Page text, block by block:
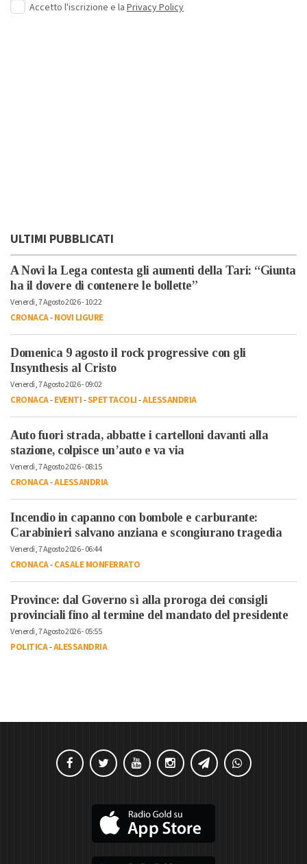
Accetto l'iscrizione e la Privacy Policy
ULTIMI PUBBLICATI
A Novi la Lega contesta gli aumenti della Tari: “Giunta
ha il dovere di contenere le bollette”
Venerdì, 7 Agosto 2026 - 10:22
CRONACA-NOVI LIGURE
Domenica 9 agosto il rock progressive con gli
Insynthesis al Cristo
Venerdì, 7 Agosto 2026 - 09:02
CRONACA-EVENTI-SPETTACOLI-ALESSANDRIA
Auto fuori strada, abbatte i cartelloni davanti alla
stazione, colpisce un’auto e va via
Venerdì, 7 Agosto 2026 - 08:15
CRONACA-ALESSANDRIA
Incendio in capanno con bombole e carburante:
Carabinieri salvano anziana e scongiurano tragedia
Venerdì, 7 Agosto 2026 - 06:44
CRONACA-CASALE MONFERRATO
Province: dal Governo sì alla proroga dei consigli
provinciali fino al termine del mandato del presidente
Venerdì, 7 Agosto 2026 - 05:55
POLITICA-ALESSANDRIA